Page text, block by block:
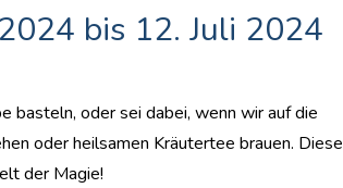
bis 12. Juli 2024
basteln, oder sei dabei, wenn wir auf die
oder heilsamen Kräutertee brauen. Diese
der Magie!